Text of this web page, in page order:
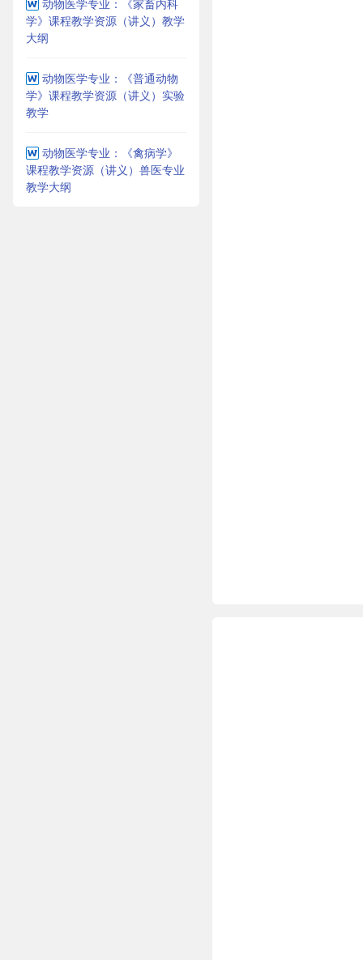
动物医学专业：《家畜内科
学》课程教学资源（讲义）教学
大纲
动物医学专业：《普通动物
学》课程教学资源（讲义）实验
教学
动物医学专业：《禽病学》
课程教学资源（讲义）兽医专业
教学大纲